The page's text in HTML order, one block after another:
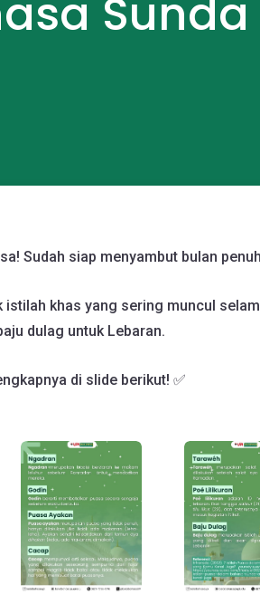
Sunda
Sudah siap menyambut bulan
istilah khas yang sering muncul
dulag untuk Lebaran.
di slide berikut! ✅